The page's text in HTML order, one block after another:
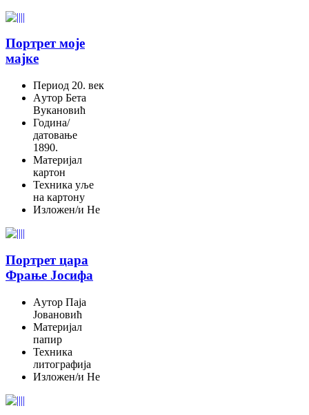
Портрет моје
мајке
Период 20. век
Aутор Бета
Вукановић
Година/
датовање
1890.
Материјал
картон
Техника уље
на картону
Изложен/и Не
Портрет цара
Фрање Јосифа
Aутор Паја
Јовановић
Материјал
папир
Техника
литографија
Изложен/и Не